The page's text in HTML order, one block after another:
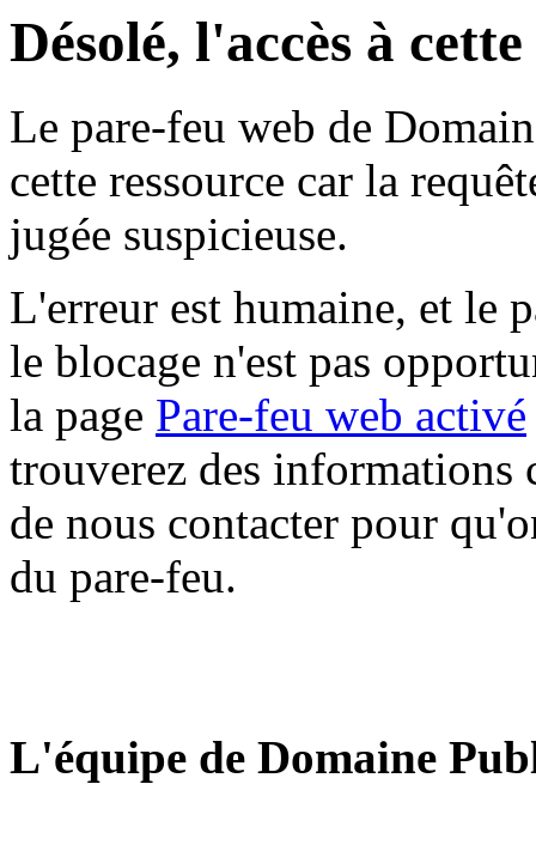
Désolé, l'accès à
Le pare-feu web de
cette ressource car la
jugée suspicieuse.
L'erreur est humaine, et le
le blocage n'est pas
la page Pare-feu web activé
trouverez des informations
de nous contacter pour
du pare-feu.
L'équipe de Domaine